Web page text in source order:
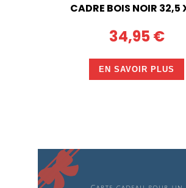
CADRE BOIS NOIR 32,5
34,95 €
EN SAVOIR PLUS